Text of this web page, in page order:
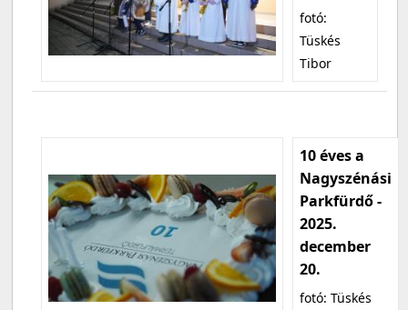
fotó:
Tüskés
Tibor
10 éves a
Nagyszénási
Parkfürdő -
2025.
december
20.
fotó: Tüskés